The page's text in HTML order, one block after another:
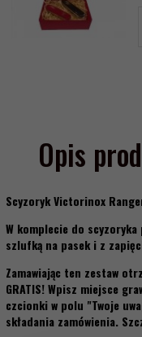
Opis
Scyzoryk Victorinox
W komplecie do
szlufką na pasek i z
Zamawiając ten zestaw
GRATIS! Wpisz miejsce
czcionki w polu "Twoje
składania zamówienia.